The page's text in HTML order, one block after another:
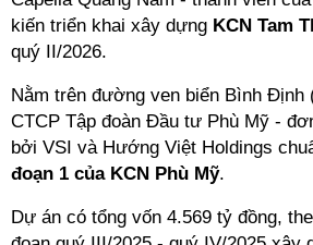
kiến triển khai xây dựng KCN Tam
quý II/2026.
Nằm trên đường ven biển Bình Định
CTCP Tập đoàn Đầu tư Phù Mỹ -
bởi VSI và Hướng Việt Holdings
đoạn 1 của KCN Phù Mỹ.
Dự án có tổng vốn 4.569 tỷ đồng,